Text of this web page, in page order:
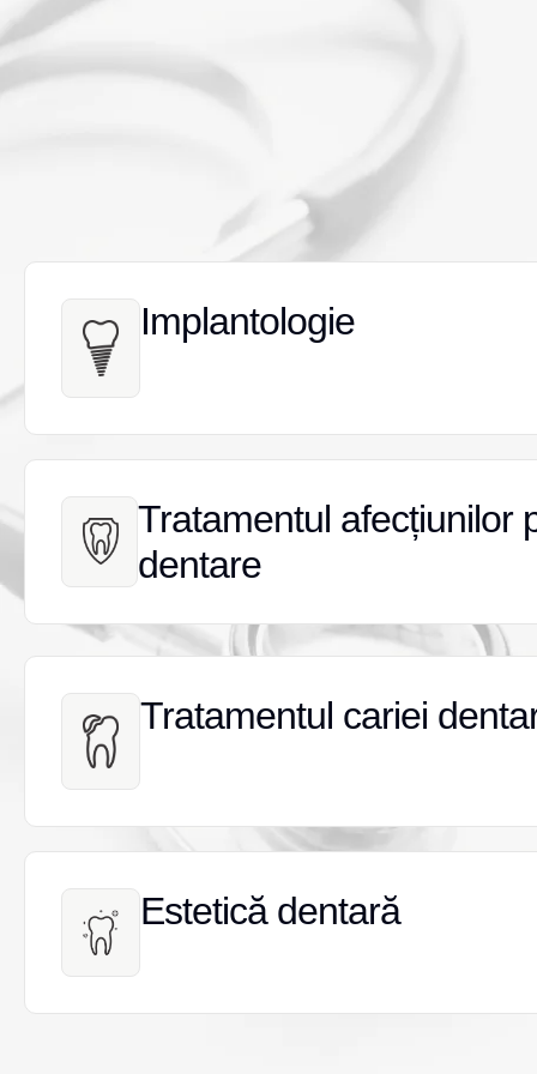
Implantologie
Implantologie
Tratamentul afecțiunilor
dentare
Tratamentul afecțiunilor
dentare
Tratamentul cariei
Tratamentul cariei
Estetică dentară
Estetică dentară